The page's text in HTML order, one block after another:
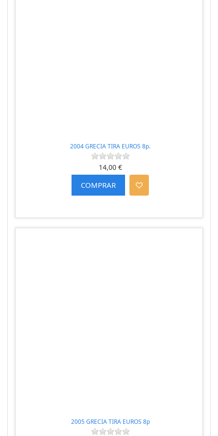
2004 GRECIA TIRA EUROS 8p.
14,00 €
2005 GRECIA TIRA EUROS 8p